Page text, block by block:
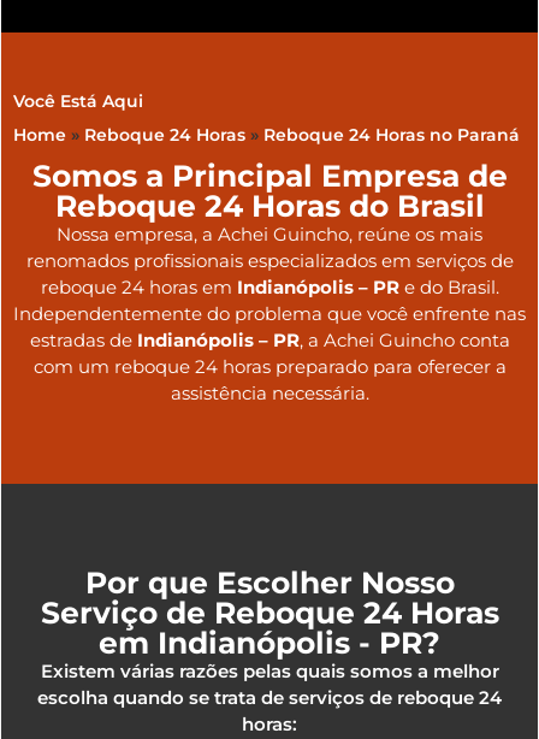
Você Está Aqui
Home » Reboque 24 Horas » Reboque 24 Horas no Paraná
Somos a Principal Empresa de
Reboque 24 Horas do Brasil
Nossa empresa, a Achei Guincho, reúne os mais
renomados profissionais especializados em serviços de
reboque 24 horas em Indianópolis – PRe do Brasil.
Independentemente do problema que você enfrente nas
estradas de Indianópolis – PR, a Achei Guincho conta
com um reboque 24 horas preparado para oferecer a
assistência necessária.
Por que Escolher Nosso
Serviço de Reboque 24 Horas
em Indianópolis - PR?
Existem várias razões pelas quais somos a melhor
escolha quando se trata de serviços de reboque 24
horas: